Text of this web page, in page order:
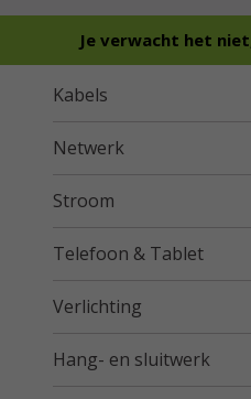
Je verwacht het
Kabels
Netwerk
Stroom
Telefoon & Tablet
Verlichting
Hang- en sluitwerk